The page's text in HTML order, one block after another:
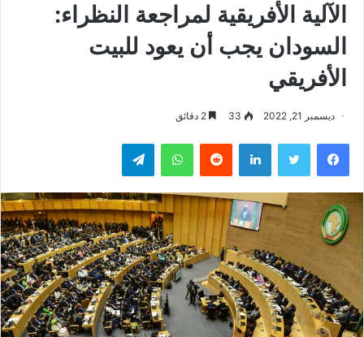
الآلية الأفريقية لمراجعة النظراء:
السودان يجب أن يعود للبيت
الأفريقي
ديسمبر 21, 2022 33
فيسبوك تويتر لينكدإن واتساب تيلقرام